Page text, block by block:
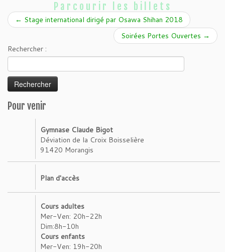
Parcourir les billets
← Stage international dirigé par Osawa Shihan 2018
Soirées Portes Ouvertes →
Rechercher :
Pour venir
Gymnase Claude Bigot
Déviation de la Croix Boisselière
91420 Morangis
Plan d'accès
Cours adultes
Mer-Ven: 20h-22h
Dim:8h-10h
Cours enfants
Mer-Ven: 19h-20h